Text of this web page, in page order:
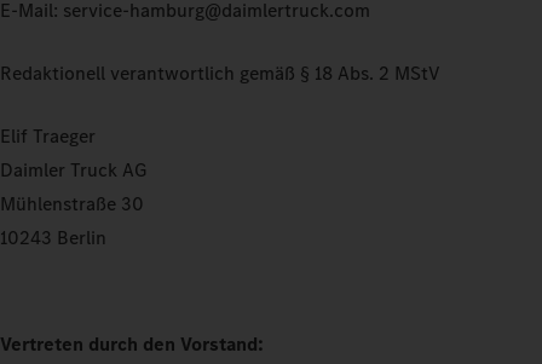
E-Mail: service-hamburg@daimlertruck.com
Redaktionell verantwortlich gemäß § 18 Abs. 2 MStV
Elif Traeger
Daimler Truck AG
Mühlenstraße 30
10243 Berlin
Vertreten durch den Vorstand: